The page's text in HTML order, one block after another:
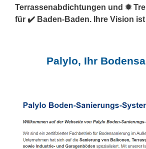
Terrassenabdichtungen und ✹
für ✔️ Baden-Baden. Ihre Vision
Palylo, Ihr